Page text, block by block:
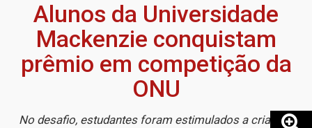
Alunos da Universidade
Mackenzie conquistam
prêmio em competição da
ONU
No desafio, estudantes foram estimulados a criar um